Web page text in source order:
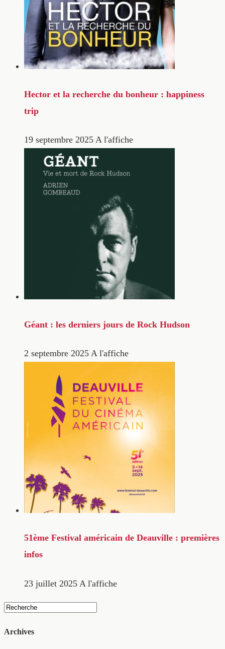
Hector et la recherche du bonheur : happiness
trip
19 septembre 2025 A l'affiche
Géant : les derniers jours de Rock Hudson
2 septembre 2025 A l'affiche
51ème Festival américain de Deauville : premières
infos
23 juillet 2025 A l'affiche
Archives